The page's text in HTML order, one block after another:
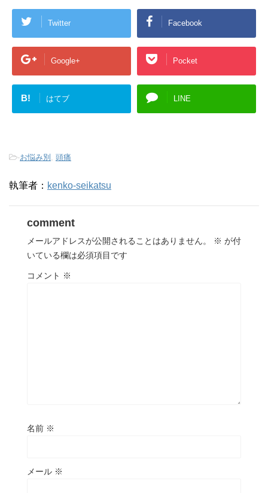
Twitter Facebook
Google+ Pocket
B! はてブ LINE
-お悩み別 頭痛
執筆者： kenko-seikatsu
comment
メールアドレスが公開されることはありません。 ※ が付
いている欄は必須項目です
コメント ※
名前 ※
メール ※